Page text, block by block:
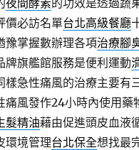
夜間酵素的功效是透過蔬
價必訪名單台北高級餐廳
豫掌握數辦理各項治療腳
牌旗艦館服務是便利運動
樣急性痛風的治療主要有
痛風發作24小時內使用藥
髮精油藉由促進頭皮血液
環境管理台北保全想找最